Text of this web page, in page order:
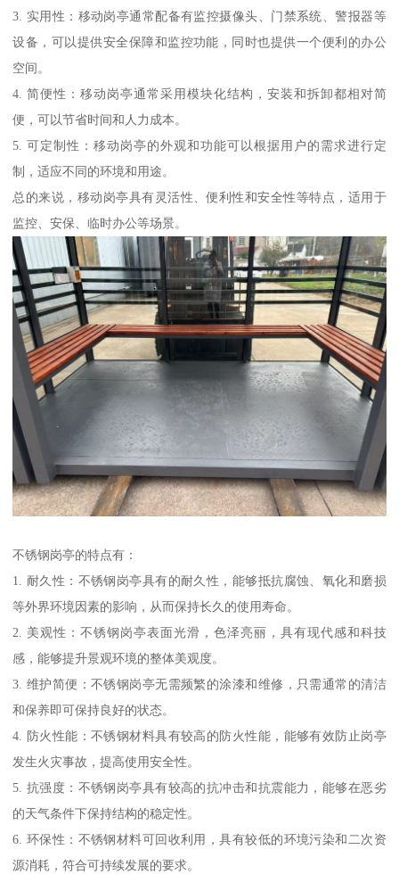
3. 实用性：移动岗亭通常配备有监控摄像头、门禁系统、警报器等
设备，可以提供安全保障和监控功能，同时也提供一个便利的办公
空间。
4. 简便性：移动岗亭通常采用模块化结构，安装和拆卸都相对简
便，可以节省时间和人力成本。
5. 可定制性：移动岗亭的外观和功能可以根据用户的需求进行定
制，适应不同的环境和用途。
总的来说，移动岗亭具有灵活性、便利性和安全性等特点，适用于
监控、安保、临时办公等场景。
不锈钢岗亭的特点有：
1. 耐久性：不锈钢岗亭具有的耐久性，能够抵抗腐蚀、氧化和磨损
等外界环境因素的影响，从而保持长久的使用寿命。
2. 美观性：不锈钢岗亭表面光滑，色泽亮丽，具有现代感和科技
感，能够提升景观环境的整体美观度。
3. 维护简便：不锈钢岗亭无需频繁的涂漆和维修，只需通常的清洁
和保养即可保持良好的状态。
4. 防火性能：不锈钢材料具有较高的防火性能，能够有效防止岗亭
发生火灾事故，提高使用安全性。
5. 抗强度：不锈钢岗亭具有较高的抗冲击和抗震能力，能够在恶劣
的天气条件下保持结构的稳定性。
6. 环保性：不锈钢材料可回收利用，具有较低的环境污染和二次资
源消耗，符合可持续发展的要求。